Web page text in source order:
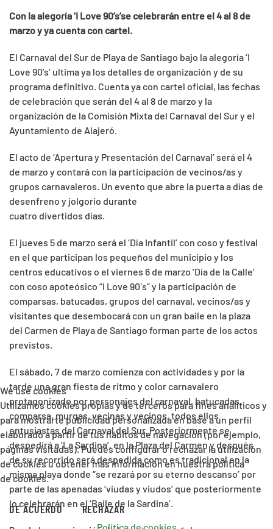
Con la alegoría ‘I Love 90’s’se celebrarán entre el 4 al 8 de
marzo y ya cuenta con cartel.
El Carnaval del Sur de Playa de Santiago bajo la alegoría ‘I
Love 90’s’ ultima ya los detalles de organización y de su
programa definitivo. Cuenta ya con cartel oficial, las fechas
de celebración que serán del 4 al 8 de marzo y la
organización de la Comisión Mixta del Carnaval del Sur y el
Ayuntamiento de Alajeró.
El acto de ‘Apertura y Presentación del Carnaval’ será el 4
de marzo y contará con la participación de vecinos/as y
grupos carnavaleros. Un evento que abre la puerta a días de
desenfreno y jolgorio durante
cuatro divertidos días.
El jueves 5 de marzo será el ‘Día Infantil’ con coso y festival
en el que participan los pequeños del municipio y los
centros educativos o el viernes 6 de marzo ‘Día de la Calle’
con coso apoteósico “I Love 90`s” y la participación de
comparsas, batucadas, grupos del carnaval, vecinos/as y
visitantes que desembocará con un gran baile en la plaza
del Carmen de Playa de Santiago forman parte de los actos
previstos.
El sábado, 7 de marzo comienza con actividades y por la
tarde una gran fiesta de ritmo y color carnavalero
protagonizado por personajes del carnaval, batucadas,
comparsa, murgas, vecinas y vecinos, todos ellos
entusiastas del Carnaval del Sur. Posteriormente se
despedirá a ‘La Sardina’, en la Plaza del Carmen y después
de su recorrido será despedida como es tradicional en la
misma playa donde “se rezará por su eterno descanso’ por
parte de las apenadas ‘viudas y viudos’ que posteriormente
lo celebrarán en el ‘Baile de la Sardina’.
We use cookies
Utilizamos cookies propias y de terceros para fines analíticos y
para mostrarte publicidad personalizada en base a un perfil
elaborado a partir de tus hábitos de navegación (por ejemplo,
páginas visitadas). Puedes configurar o rechazar la utilización
de cookies u obtener más información en nuestra política
de cookies.
DE ACUERDO RECHAZAR